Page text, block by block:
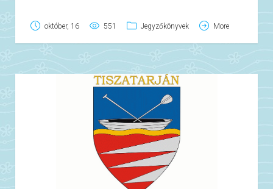
október, 16 551 Jegyzőkönyvek More